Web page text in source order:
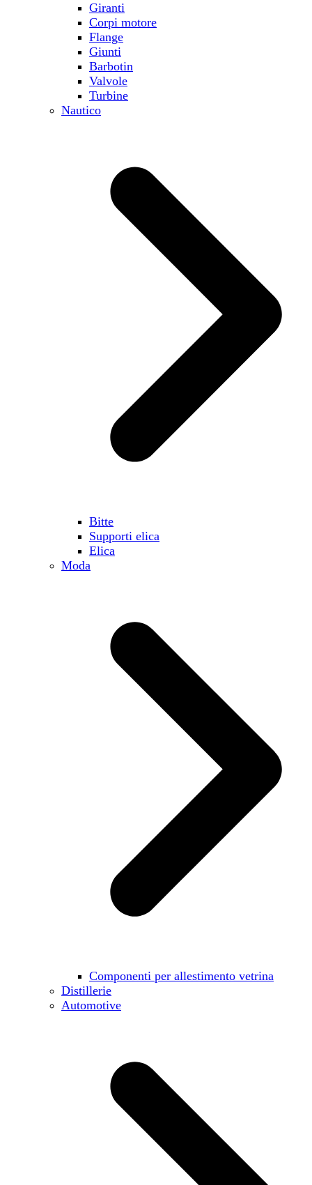
Giranti
Corpi motore
Flange
Giunti
Barbotin
Valvole
Turbine
Nautico
Bitte
Supporti elica
Elica
Moda
Componenti per allestimento vetrina
Distillerie
Automotive